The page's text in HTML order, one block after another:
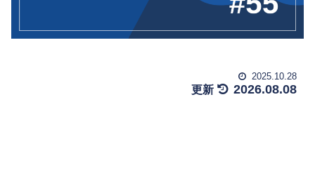
2025.10.28
2026.08.08